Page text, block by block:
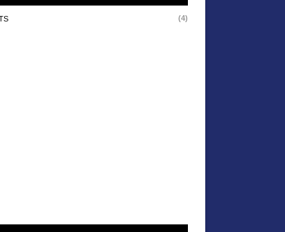
(4)